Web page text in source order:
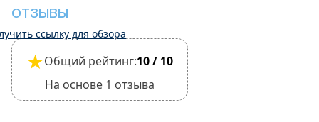
Выезд из объекта недвижимости считается
завершенным только после осмотра его
общего состояния.
•
Домашние животные:
Размещение с небольшими домашними
животными разрешено, но это необходимо
ОТЗЫВЫ
ссылку для обзора
★Общий рейтинг:10 / 10
На основе 1 отзыва